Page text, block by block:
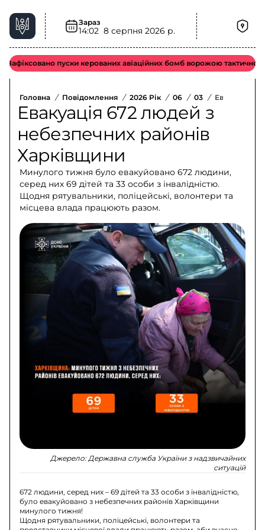
Зараз
14:02 8 серпня 2026 р.
пуски керованих авіаційних бомб ворожою тактичною
Головна / Повідомлення / 2026 Рік / 06 / 03 / Евакуація
Евакуація 672 людей з
небезпечних районів
Харківщини
Минулого тижня було евакуйовано 672 людини,
серед них 69 дітей та 33 особи з інвалідністю.
Щодня рятувальники, поліцейські, волонтери та
місцева влада працюють разом.
Джерело: Державна служба України з надзвичайних
ситуацій
672 людини, серед них – 69 дітей та 33 особи з інвалідністю,
було евакуйовано з небезпечних районів Харківщини
минулого тижня!
Щодня рятувальники, поліцейські, волонтери та